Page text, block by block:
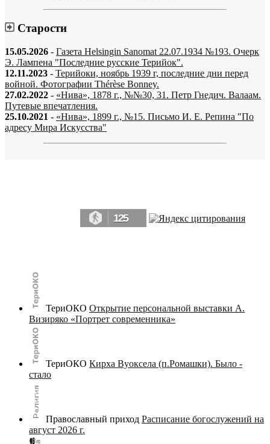
Старости
15.05.2026 - Газета Helsingin Sanomat 22.07.1934 №193. Очерк
Э. Лампена "Последние русские Терийок".
12.11.2023 - Терийоки, ноябрь 1939 г, последние дни перед
войной. Фотографии Thérèse Bonney.
27.02.2022 - «Нива», 1878 г., №№30, 31. Петр Гнедич. Валаам.
Путевые впечатления.
25.10.2021 - «Нива», 1899 г., №15. Письмо И. Е. Репина "По
адресу Мира Искусства"
125
ТериОКО Открытие персональной выставки А.
Визиряко «Портрет современника»
ТериОКО Кирха Вуоксела (п.Ромашки). Было -
стало
Православный приход Расписание богослужений на
август 2026 г.